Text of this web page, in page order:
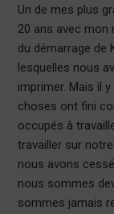
Un de mes plus
20 ans avec mon
du démarrage de
lesquelles nous
imprimer. Mais il
choses ont fini
occupés à
travailler sur
nous avons
nous sommes
sommes jamais